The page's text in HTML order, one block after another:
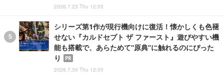
2026.7.23 Thu 12:05
シリーズ第1作が現行機向けに復活！懐かしくも色褪
せない『カルドセプト ザ ファースト』遊びやすい機
能も搭載で、あらためて“原典”に触れるのにぴった
り
PR
2026.7.30 Thu 12:00